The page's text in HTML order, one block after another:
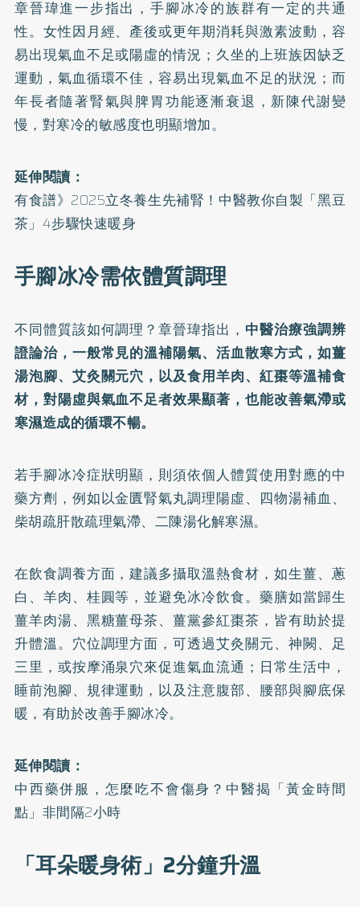
章晉瑋進一步指出，手腳冰冷的族群有一定的共通
性。女性因月經、產後或更年期消耗與激素波動，容
易出現氣血不足或陽虛的情況；久坐的上班族因缺乏
運動，氣血循環不佳，容易出現氣血不足的狀況；而
年長者隨著腎氣與脾胃功能逐漸衰退，新陳代謝變
慢，對寒冷的敏感度也明顯增加。
延伸閱讀：
有食譜》2025立冬養生先補腎！中醫教你自製「黑豆
茶」4步驟快速暖身
手腳冰冷需依體質調理
不同體質該如何調理？章晉瑋指出， 中醫治療強調辨
證論治，一般常見的溫補陽氣、活血散寒方式，如薑
湯泡腳、艾灸關元穴，以及食用羊肉、紅棗等溫補食
材，對陽虛與氣血不足者效果顯著，也能改善氣滯或
寒濕造成的循環不暢。
若手腳冰冷症狀明顯，則須依個人體質使用對應的中
藥方劑，例如以金匱腎氣丸調理陽虛、四物湯補血、
柴胡疏肝散疏理氣滯、二陳湯化解寒濕。
在飲食調養方面，建議多攝取溫熱食材，如生薑、蔥
白、羊肉、桂圓等，並避免冰冷飲食。藥膳如當歸生
薑羊肉湯、黑糖薑母茶、薑黨參紅棗茶，皆有助於提
升體溫。穴位調理方面，可透過艾灸關元、神闕、足
三里，或按摩涌泉穴來促進氣血流通；日常生活中，
睡前泡腳、規律運動，以及注意腹部、腰部與腳底保
暖，有助於改善手腳冰冷。
延伸閱讀：
中西藥併服，怎麼吃不會傷身？中醫揭「黃金時間
點」非間隔2小時
「耳朵暖身術」2分鐘升溫